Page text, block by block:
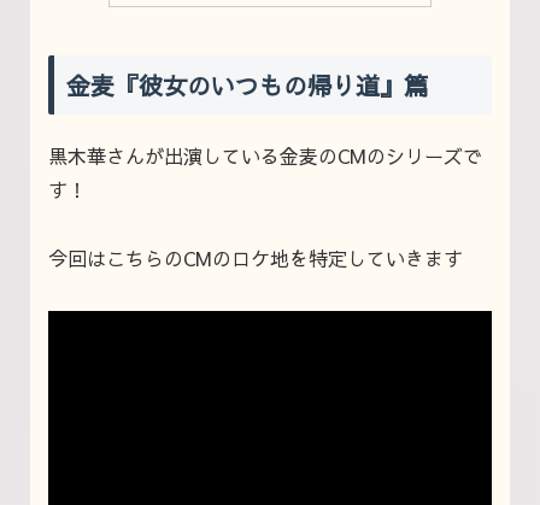
金麦『彼女のいつもの帰り道』篇
黒木華さんが出演している金麦のCMのシリーズで
す！
今回はこちらのCMのロケ地を特定していきます